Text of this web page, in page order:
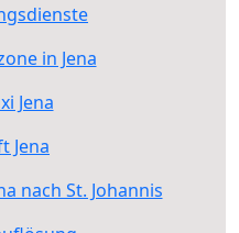
in Jena
Jena
Jena
nach St. Johannis